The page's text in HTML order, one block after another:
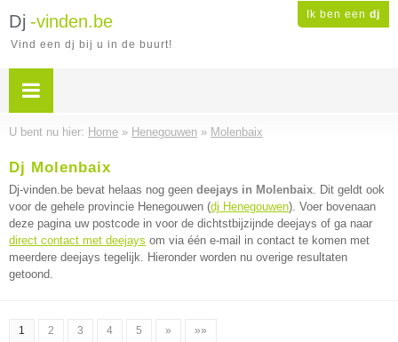
Ik ben een dj
Dj -vinden.be
Vind een dj bij u in de buurt!
U bent nu hier: Home » Henegouwen » Molenbaix
Dj Molenbaix
Dj-vinden.be bevat helaas nog geen deejays in Molenbaix. Dit geldt ook
voor de gehele provincie Henegouwen (dj Henegouwen). Voer bovenaan
deze pagina uw postcode in voor de dichtstbijzijnde deejays of ga naar
direct contact met deejays om via één e-mail in contact te komen met
meerdere deejays tegelijk. Hieronder worden nu overige resultaten
getoond.
1 2 3 4 5 » »»